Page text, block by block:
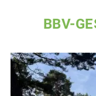
BBV-